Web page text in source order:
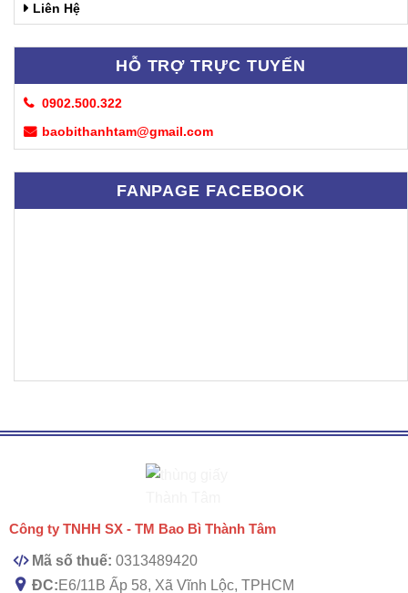
Liên Hệ
HỖ TRỢ TRỰC TUYẾN
0902.500.322
baobithanhtam@gmail.com
FANPAGE FACEBOOK
Công ty TNHH SX - TM Bao Bì Thành Tâm
Mã số thuế: 0313489420
ĐC:E6/11B Ấp 58, Xã Vĩnh Lộc, TPHCM